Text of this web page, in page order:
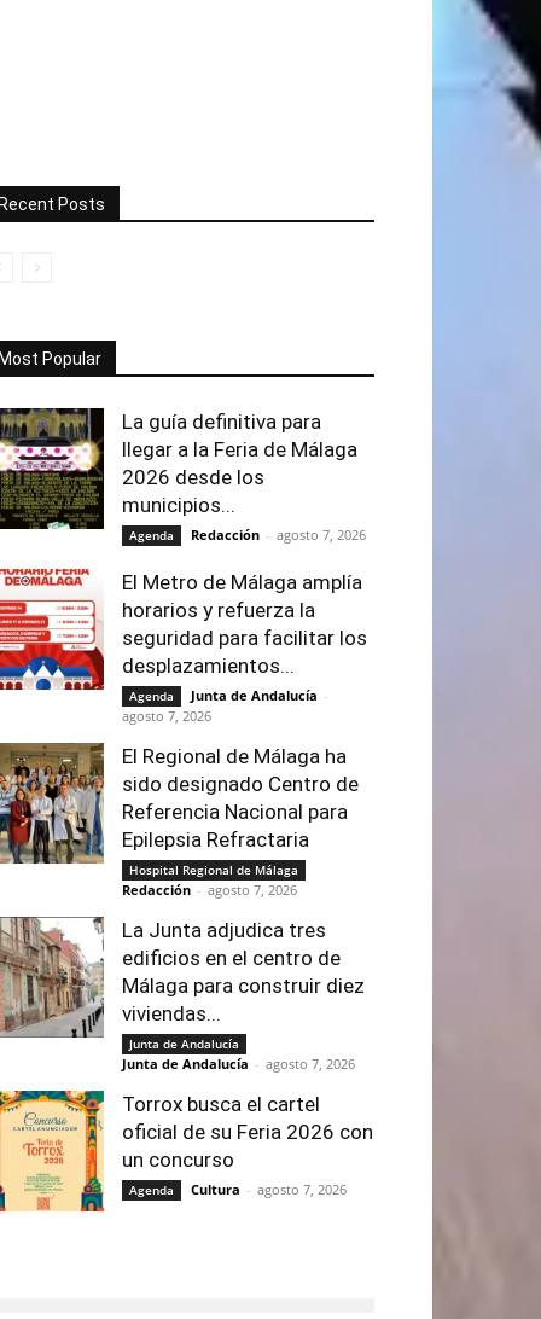
Posts
Popular
La guía definitiva para
llegar a la Feria de Málaga
2026 desde los
municipios...
Agenda Redacción - agosto 7, 2026
El Metro de Málaga amplía
horarios y refuerza la
seguridad para facilitar los
desplazamientos...
Agenda Junta de Andalucía -
agosto 7, 2026
El Regional de Málaga ha
sido designado Centro de
Referencia Nacional para
Epilepsia Refractaria
Hospital Regional de Málaga
Redacción - agosto 7, 2026
La Junta adjudica tres
edificios en el centro de
Málaga para construir diez
viviendas...
Junta de Andalucía
Junta de Andalucía - agosto 7, 2026
Torrox busca el cartel
oficial de su Feria 2026 con
un concurso
Agenda Cultura - agosto 7, 2026